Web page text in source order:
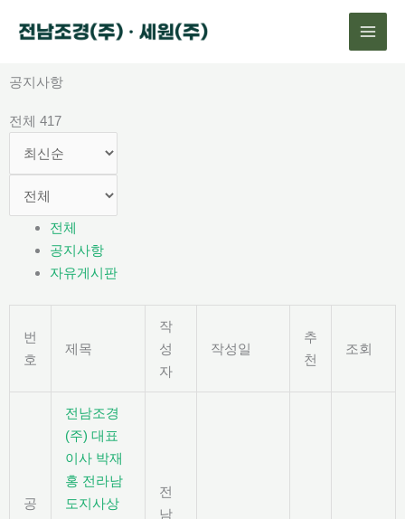
로
너
공지사항
전체 417
전체
공지사항
자유게시판
번
호
제목
작
성
자
작성일
추
천
조회
공
전남조경
(주) 대표
이사 박재
홍 전라남
도지사상
전
남